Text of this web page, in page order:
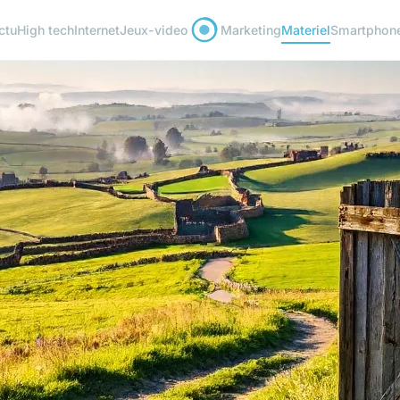
High techInternetJeux-video MarketingMateriel